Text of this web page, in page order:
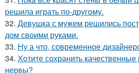
решила играть по-другому.
32. Девушка с мужем решились
дом своими руками.
33. Ну а что, современное
34. Хотите сохранить
нервы?